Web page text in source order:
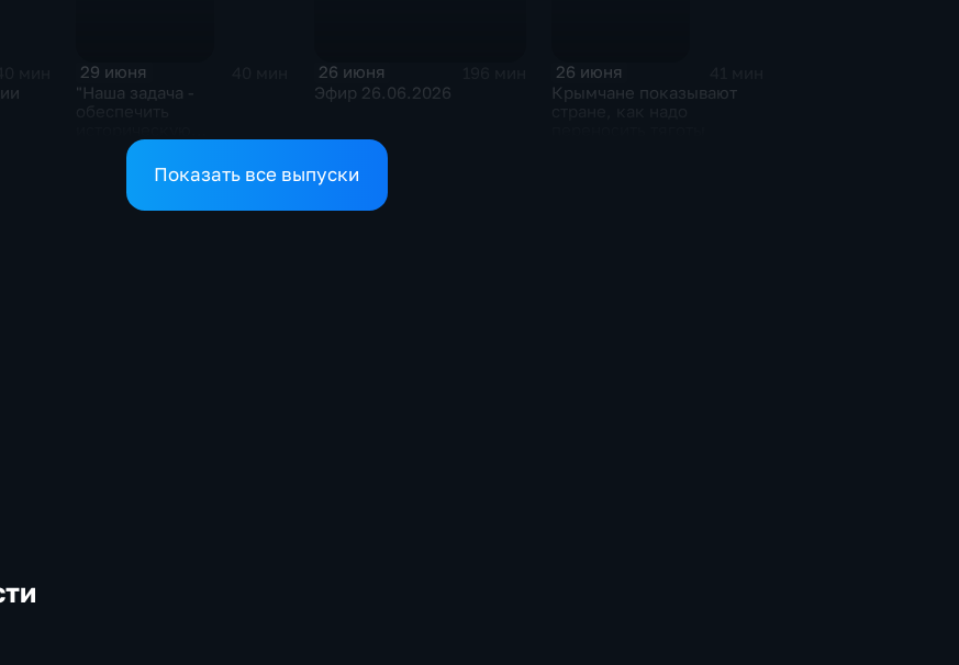
29 июня
"Наша задача -
безопасность"
26 июня
Эфир 26.06.2026
26 июня
Крымчане показывают
Показать все выпуски